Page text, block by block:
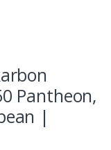
Pantheon,
|